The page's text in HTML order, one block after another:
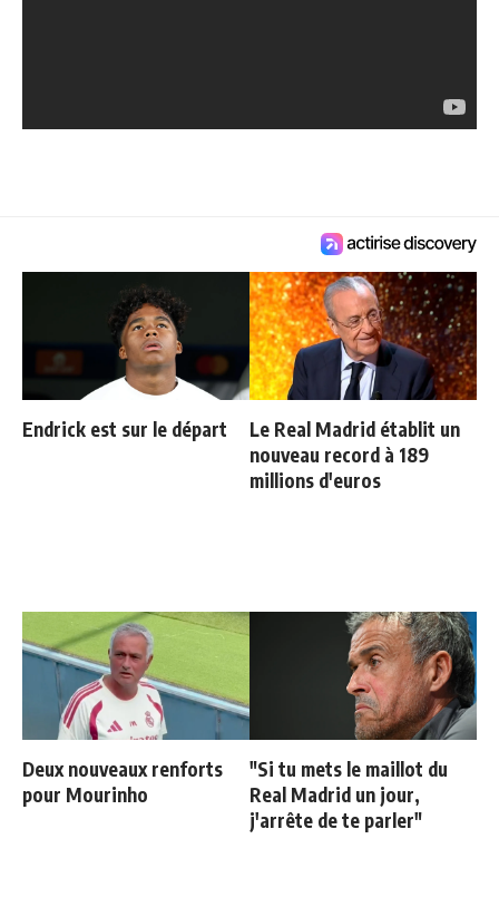
Endrick est sur le départ
Le Real Madrid établit un
nouveau record à 189
millions d'euros
Deux nouveaux renforts
pour Mourinho
"Si tu mets le maillot du
Real Madrid un jour,
j'arrête de te parler"